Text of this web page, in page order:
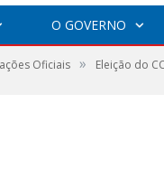
O GOVERNO
Oficiais » Eleição do